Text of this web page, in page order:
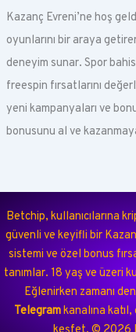
Kazanç Evreni’ne hoş
oyunlarını bir araya
deneyim sunar. Spor
freespin fırsatlarını
yeni kampanyaları ve
bonusunu al ve
Betchip, kullanıcılarına
güvenli ve keyifli bir
sistemi ve özel bonus
tanımlar. 18 yaş ve üzeri
Eğlenirken zamanı
Telegramkanalına